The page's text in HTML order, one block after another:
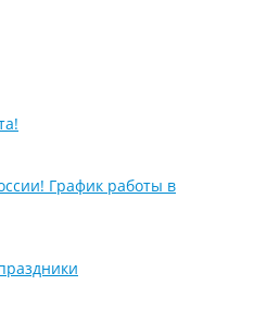
График работы в